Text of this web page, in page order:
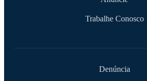
Trabalhe Conosco
Denúncia